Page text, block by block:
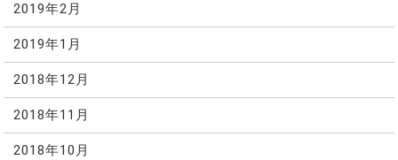
2019年2月
2019年1月
2018年12月
2018年11月
2018年10月